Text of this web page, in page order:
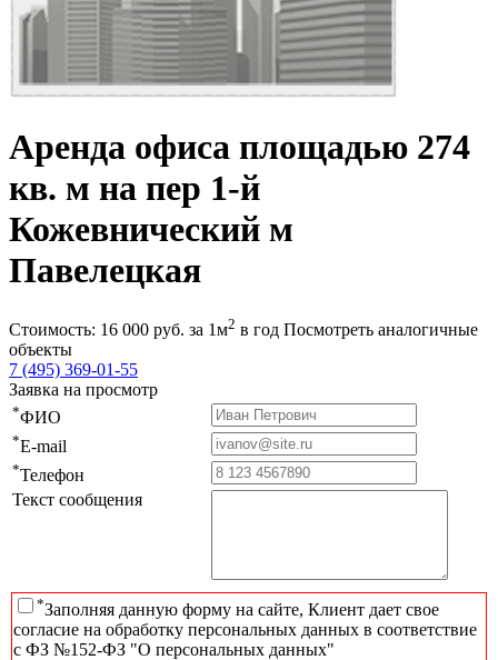
Аренда офиса площадью 274
кв. м на пер 1-й
Кожевнический м
Павелецкая
Стоимость: 16 000 руб. за 1м2 в год Посмотреть аналогичные
объекты
7 (495) 369-01-55
Заявка на просмотр
*ФИО
*E-mail
*Телефон
Текст сообщения
*Заполняя данную форму на сайте, Клиент дает свое
согласие на обработку персональных данных в соответствие
с ФЗ №152-ФЗ "О персональных данных"